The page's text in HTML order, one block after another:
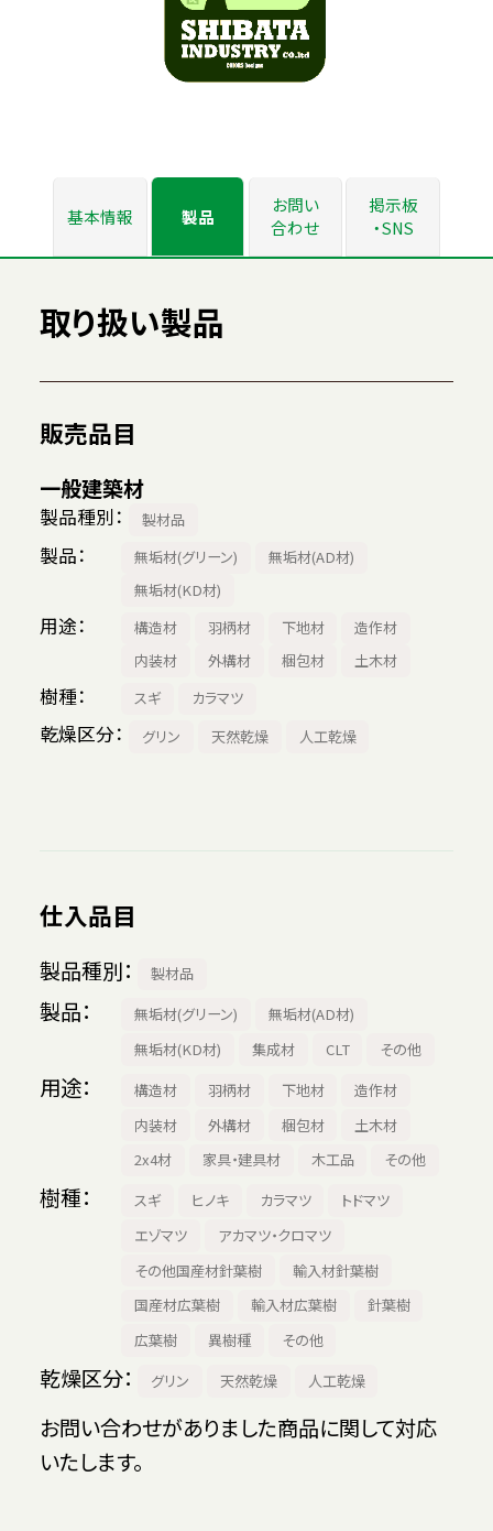
基本情報 製品
お問い
合わせ
掲示板
・SNS
取り扱い製品
販売品目
一般建築材
製品種別 製材品
製品 無垢材(グリーン)
無垢材(AD材)
無垢材(KD材)
用途 構造材 羽柄材 下地材
造作材
内装材
外構材 梱包材 土木材
樹種 スギ カラマツ
乾燥区分 グリン 天然乾燥 人工乾燥
仕入品目
製品種別 製材品
製品 無垢材(グリーン)
無垢材(AD材)
無垢材(KD材)
集成材 CLT その他
用途 構造材 羽柄材 下地材
造作材
内装材
外構材 梱包材
土木材
2x4材
家具・建具材 木工品 その他
樹種 スギ ヒノキ カラマツ
トドマツ
エゾマツ
アカマツ・クロマツ
その他国産材針葉樹
輸入材針葉樹
国産材広葉樹
輸入材広葉樹
針葉樹
広葉樹
異樹種 その他
乾燥区分 グリン 天然乾燥 人工乾燥
お問い合わせがありました商品に関して対応
いたします。